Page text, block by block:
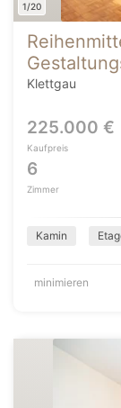
1/20
Klettgau
225.000 €
Kaufpreis
6
Zimmer
Kamin
minimieren